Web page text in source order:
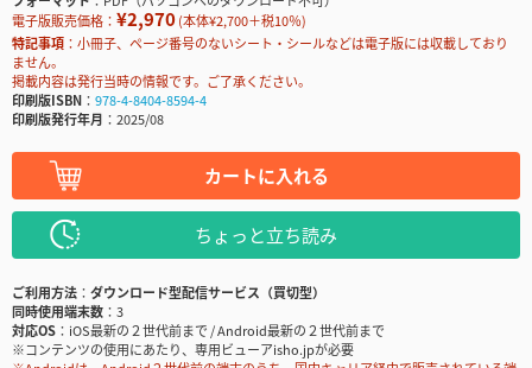
電子版販売価格： ¥2,970(本体¥2,700＋税10％)
特記事項
小冊子、ページ番号のないシート・シールなどは電子版には収載しており
ません。
掲載内容は発行当時の情報です。ご了承ください。
印刷版ISBN
978-4-8404-8594-4
印刷版発行年月
2025/08
カートに入れる
ちょっと立ち読み
ご利用方法
ダウンロード型配信サービス（買切型）
同時使用端末数
3
対応OS
iOS最新の２世代前まで / Android最新の２世代前まで
※コンテンツの使用にあたり、専用ビューアisho.jpが必要